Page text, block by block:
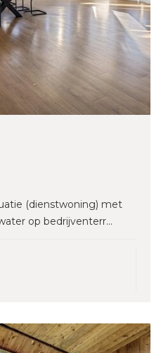
(dienstwoning) met
op bedrijventerr...